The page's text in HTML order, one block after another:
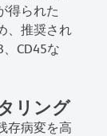
得られた
、推奨され
CD45な
リング
存病変を高